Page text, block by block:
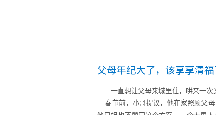
父母年纪大了，该享享清福
一直想让父母来城里住，哄来一次
春节前，小哥提议，他在家照顾父母